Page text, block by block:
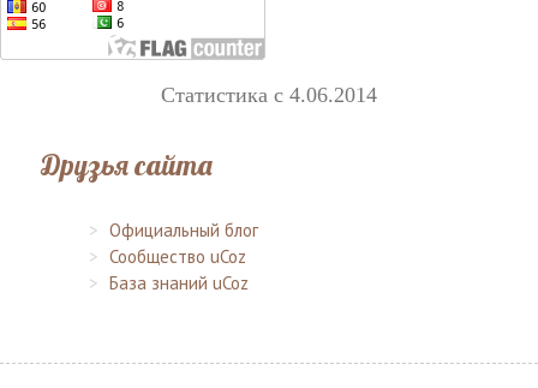
Статистика с 4.06.2014
Друзья сайта
Официальный блог
Сообщество uCoz
База знаний uCoz